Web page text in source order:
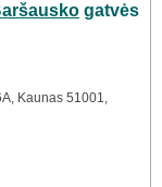
gatvės
Kaunas 51001,